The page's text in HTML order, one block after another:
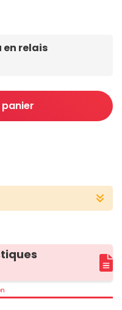
en relais